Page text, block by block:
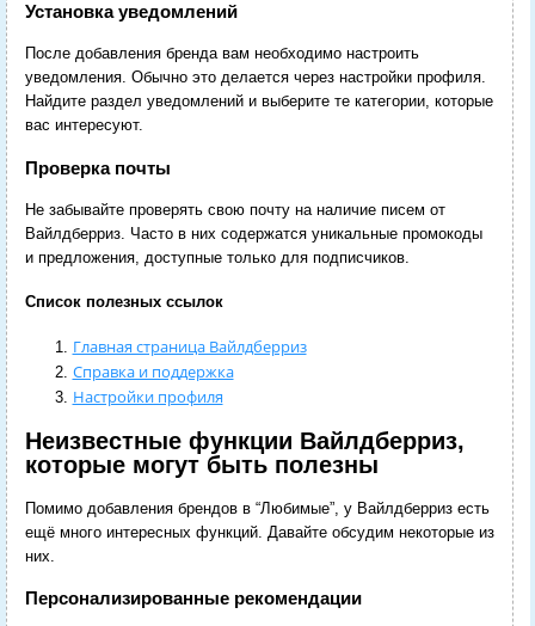
Установка уведомлений
После добавления бренда вам необходимо настроить
уведомления. Обычно это делается через настройки профиля.
Найдите раздел уведомлений и выберите те категории, которые
вас интересуют.
Проверка почты
Не забывайте проверять свою почту на наличие писем от
Вайлдберриз. Часто в них содержатся уникальные промокоды
и предложения, доступные только для подписчиков.
Список полезных ссылок
Главная страница Вайлдберриз
Справка и поддержка
Настройки профиля
Неизвестные функции Вайлдберриз,
которые могут быть полезны
Помимо добавления брендов в “Любимые”, у Вайлдберриз есть
ещё много интересных функций. Давайте обсудим некоторые из
них.
Персонализированные рекомендации